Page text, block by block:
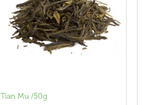
Tian Mu /50g